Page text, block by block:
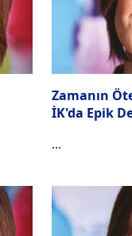
Zamanın
İK'da Epik
...